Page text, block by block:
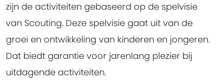
zijn de activiteiten gebaseerd op de spelvisie
van Scouting. Deze spelvisie gaat uit van de
groei en ontwikkeling van kinderen en jongeren.
Dat biedt garantie voor jarenlang plezier bij
uitdagende activiteiten.